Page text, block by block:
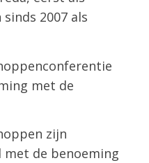
2007 als
met de
zijn
met de benoeming